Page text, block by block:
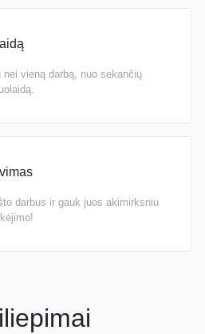
nei vieną darbą, nuo sekančių
darbus ir gauk juos akimirksniu